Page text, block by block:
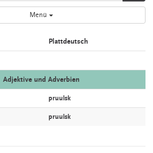
Menü
Plattdeutsch
Adjektive und Adverbien
pruulsk
pruulsk